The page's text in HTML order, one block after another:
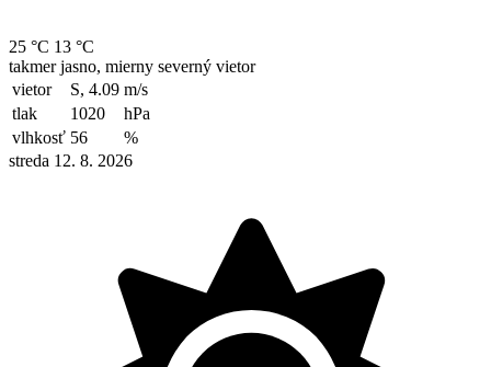
25 °C 13 °C
takmer jasno, mierny severný vietor
vietor
S, 4.09 m/s
tlak
1020
hPa
vlhkosť 56
%
streda 12. 8. 2026